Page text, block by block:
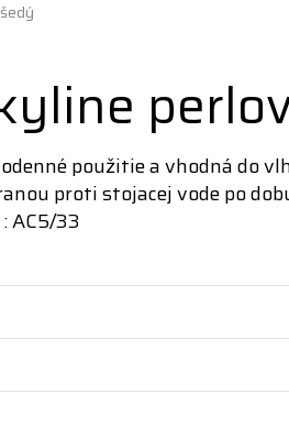
použitie a vhodná do
proti stojacej vode po
AC5/33